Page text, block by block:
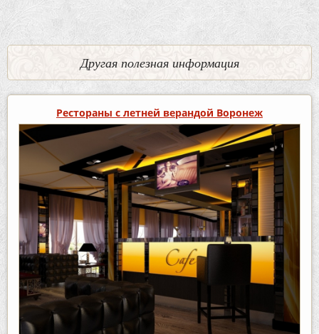
Другая полезная информация
Рестораны с летней верандой Воронеж